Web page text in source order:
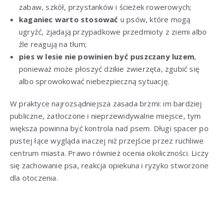
zabaw, szkół, przystanków i ścieżek rowerowych;
kaganiec warto stosować u psów, które mogą
ugryźć, zjadają przypadkowe przedmioty z ziemi albo
źle reagują na tłum;
pies w lesie nie powinien być puszczany luzem,
ponieważ może płoszyć dzikie zwierzęta, zgubić się
albo sprowokować niebezpieczną sytuację.
W praktyce najrozsądniejsza zasada brzmi: im bardziej
publiczne, zatłoczone i nieprzewidywalne miejsce, tym
większa powinna być kontrola nad psem. Długi spacer po
pustej łące wygląda inaczej niż przejście przez ruchliwe
centrum miasta. Prawo również ocenia okoliczności. Liczy
się zachowanie psa, reakcja opiekuna i ryzyko stworzone
dla otoczenia.